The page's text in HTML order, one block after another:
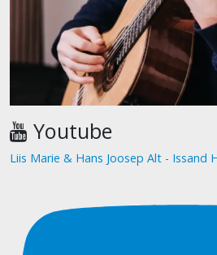
Youtube
Liis Marie & Hans Joosep Alt - Issand